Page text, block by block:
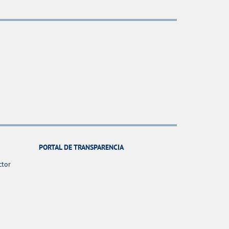
PORTAL DE TRANSPARENCIA